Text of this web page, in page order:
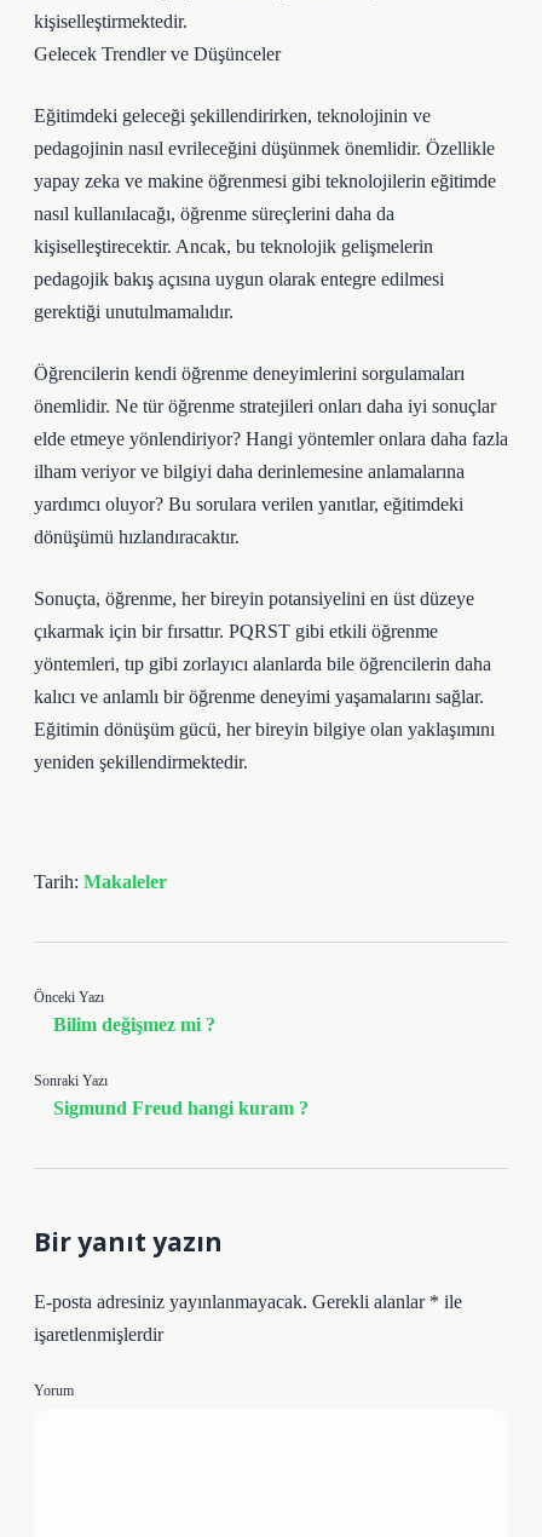
kişiselleştirmektedir.
Gelecek Trendler ve Düşünceler
Eğitimdeki geleceği şekillendirirken, teknolojinin ve
pedagojinin nasıl evrileceğini düşünmek önemlidir. Özellikle
yapay zeka ve makine öğrenmesi gibi teknolojilerin eğitimde
nasıl kullanılacağı, öğrenme süreçlerini daha da
kişiselleştirecektir. Ancak, bu teknolojik gelişmelerin
pedagojik bakış açısına uygun olarak entegre edilmesi
gerektiği unutulmamalıdır.
Öğrencilerin kendi öğrenme deneyimlerini sorgulamaları
önemlidir. Ne tür öğrenme stratejileri onları daha iyi sonuçlar
elde etmeye yönlendiriyor? Hangi yöntemler onlara daha fazla
ilham veriyor ve bilgiyi daha derinlemesine anlamalarına
yardımcı oluyor? Bu sorulara verilen yanıtlar, eğitimdeki
dönüşümü hızlandıracaktır.
Sonuçta, öğrenme, her bireyin potansiyelini en üst düzeye
çıkarmak için bir fırsattır. PQRST gibi etkili öğrenme
yöntemleri, tıp gibi zorlayıcı alanlarda bile öğrencilerin daha
kalıcı ve anlamlı bir öğrenme deneyimi yaşamalarını sağlar.
Eğitimin dönüşüm gücü, her bireyin bilgiye olan yaklaşımını
yeniden şekillendirmektedir.
Tarih: Makaleler
Önceki Yazı
Bilim değişmez mi ?
Sonraki Yazı
Sigmund Freud hangi kuram ?
Bir yanıt yazın
E-posta adresiniz yayınlanmayacak. Gerekli alanlar * ile
işaretlenmişlerdir
Yorum